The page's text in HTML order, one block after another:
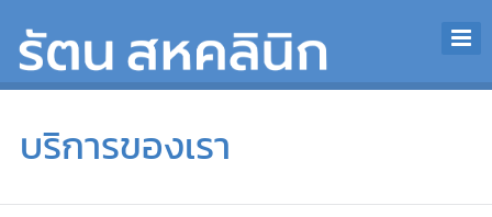
บริการของเรา